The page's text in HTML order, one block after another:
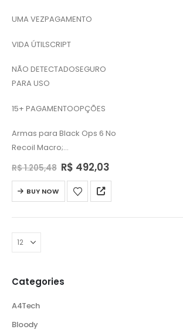
UMA VEZPAGAMENTO
VIDA ÚTILSCRIPT
NÃO DETECTADOSEGURO
PARA USO
15+ PAGAMENTOOPÇÕES
Armas para Black Ops 6 No
Recoil Macro;
XM4, AK74, AMES 85, GPR 91,
C9, KSV, TANTO…
R$1.205,48 R$ 492,03
BUY NOW
Categories
A4Tech
Bloody